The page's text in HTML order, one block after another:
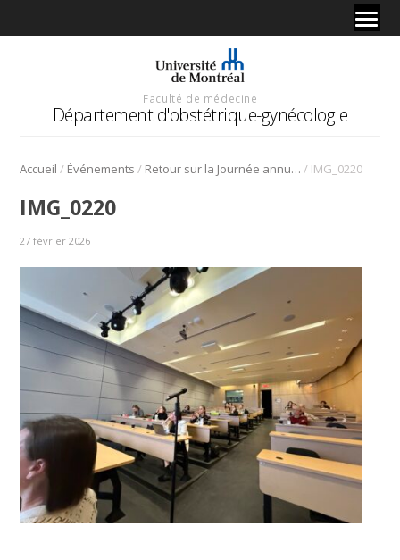
Faculté de médecine
Département d'obstétrique-gynécologie
Accueil / Événements / Retour sur la Journée annuelle de développement professionnel continu 2026 / IMG_0220
IMG_0220
27 février 2026